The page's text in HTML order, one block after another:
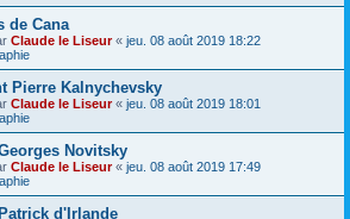
de Cana
Claude le Liseur« jeu. 08 août 2019 18:22
Pierre Kalnychevsky
Claude le Liseur« jeu. 08 août 2019 18:01
Novitsky
Claude le Liseur« jeu. 08 août 2019 17:49
d'Irlande